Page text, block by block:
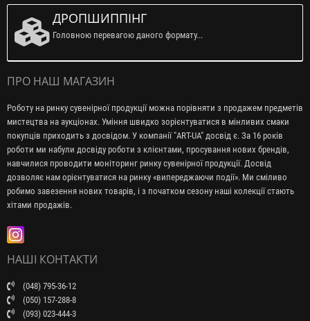
ДРОПШИППІНГ
Головною перевагою даного формату...
ПРО НАШ МАГАЗИН
Роботу на ринку сувенірної продукції можна порівняти з продажем предметів
мистецтва на аукціонах. Уміння швидко зорієнтуватися в мінливих смаки
покупців приходить з досвідом. У компанії "ART-UA" досвід є. За 16 років
роботи ми набули досвіду роботи з клієнтами, просування нових брендів,
навчилися проводити моніторинг ринку сувенірної продукції. Досвід
дозволяє нам орієнтуватися на ринку «випереджаючи події». Ми сміливо
робимо завезення нових товарів, і з початком сезону наші колекції стають
хітами продажів.
НАШІ КОНТАКТИ
(048) 795-36-12
(050) 157-288-8
(093) 023-444-3